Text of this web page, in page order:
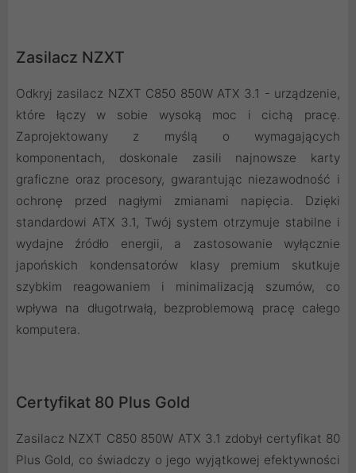
Zasilacz NZXT
Odkryj zasilacz NZXT C850 850W ATX 3.1 - urządzenie,
które łączy w sobie wysoką moc i cichą pracę.
Zaprojektowany z myślą o wymagających
komponentach, doskonale zasili najnowsze karty
graficzne oraz procesory, gwarantując niezawodność i
ochronę przed nagłymi zmianami napięcia. Dzięki
standardowi ATX 3.1, Twój system otrzymuje stabilne i
wydajne źródło energii, a zastosowanie wyłącznie
japońskich kondensatorów klasy premium skutkuje
szybkim reagowaniem i minimalizacją szumów, co
wpływa na długotrwałą, bezproblemową pracę całego
komputera.
Certyfikat 80 Plus Gold
Zasilacz NZXT C850 850W ATX 3.1 zdobył certyfikat 80
Plus Gold, co świadczy o jego wyjątkowej efektywności